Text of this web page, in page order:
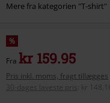
Mere fra kategorien "T-shirt"
%
Fra kr 159.95
Pris inkl. moms, fragt tillægges
30-dages laveste pris
kr 148.16